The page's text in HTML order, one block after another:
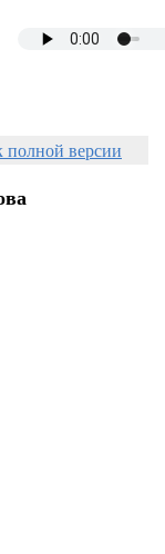
полной версии